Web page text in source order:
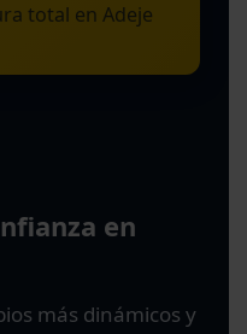
total en Adeje
en
más dinámicos y